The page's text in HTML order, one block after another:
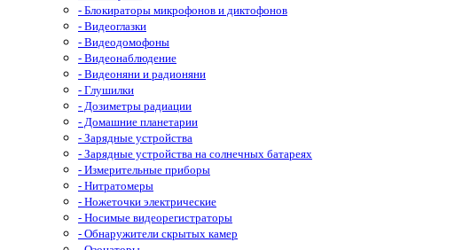
- Блокираторы микрофонов и диктофонов
- Видеоглазки
- Видеодомофоны
- Видеонаблюдение
- Видеоняни и радионяни
- Глушилки
- Дозиметры радиации
- Домашние планетарии
- Зарядные устройства
- Зарядные устройства на солнечных батареях
- Измерительные приборы
- Нитратомеры
- Ножеточки электрические
- Носимые видеорегистраторы
- Обнаружители скрытых камер